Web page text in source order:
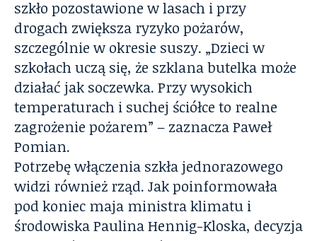
szkło pozostawione w lasach i przy
drogach zwiększa ryzyko pożarów,
szczególnie w okresie suszy. „Dzieci w
szkołach uczą się, że szklana butelka może
działać jak soczewka. Przy wysokich
temperaturach i suchej ściółce to realne
zagrożenie pożarem” – zaznacza Paweł
Pomian.
Potrzebę włączenia szkła jednorazowego
widzi również rząd. Jak poinformowała
pod koniec maja ministra klimatu i
środowiska Paulina Hennig-Kloska, decyzja